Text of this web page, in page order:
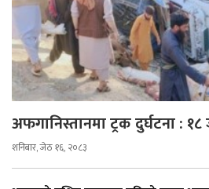
अफगानिस्तानमा ट्रक दुर्घटना :
शनिबार, जेठ १६, २०८३